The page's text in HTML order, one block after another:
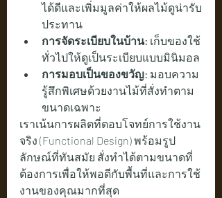
ได้ดีและเพิ่มมูลค่าให้ผลไม้ดูน่ารับ
ประทาน
การจัดระเบียบในบ้าน: เก็บของใช้
ทั่วไปให้ดูเป็นระเบียบแบบมินิมอล
การมอบเป็นของขวัญ: มอบความ
รู้สึกพิเศษด้วยงานไม้ที่สั่งทำตาม
ขนาดเฉพาะ
เราเน้นการผลิตที่ตอบโจทย์การใช้งาน
จริง (Functional Design) พร้อมรูป
ลักษณ์ที่ทันสมัย สั่งทำได้ตามขนาดที่
ต้องการเพื่อให้พอดีกับพื้นที่และการใช้
งานของคุณมากที่สุด